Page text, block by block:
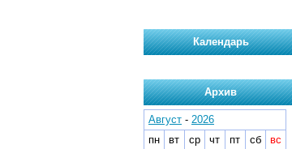
Календарь
Архив
Август - 2026
пн
вт ср чт пт сб
вс